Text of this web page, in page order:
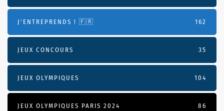
J'ENTREPRENDS ! 🇫🇷 162
JEUX CONCOURS 35
JEUX OLYMPIQUES 104
JEUX OLYMPIQUES PARIS 2024 86